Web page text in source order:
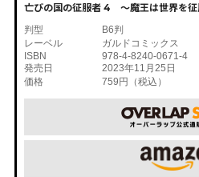
亡びの国の征服者 4 ～魔王は世界を征
判型
B6判
レーベル
ガルドコミックス
ISBN
978-4-8240-0671-4
発売日
2023年11月25日
価格
759円（税込）